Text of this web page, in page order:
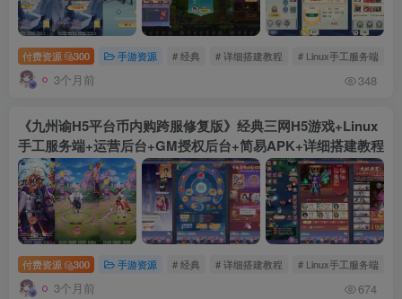
付费资源 300 手游资源 # 经典 # 详细搭建教程 # Linux手工服务端
3个月前 348
《九州谕H5平台币内购跨服修复版》经典三网H5游戏+Linux
手工服务端+运营后台+GM授权后台+简易APK+详细搭建教程
付费资源 300 手游资源 # 经典 # 详细搭建教程 # Linux手工服务端
3个月前 674